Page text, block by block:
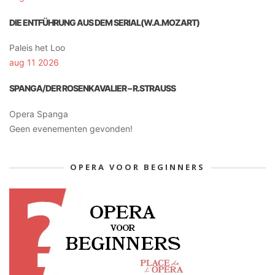
DIE ENTFÜHRUNG AUS DEM SERIAL(W.A.MOZART)
Paleis het Loo
aug 11 2026
SPANGA/DER ROSENKAVALIER – R.STRAUSS
Opera Spanga
Geen evenementen gevonden!
OPERA VOOR BEGINNERS